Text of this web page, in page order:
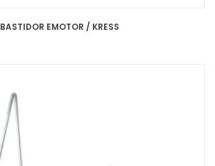
BASTIDOR EMOTOR / KRESS